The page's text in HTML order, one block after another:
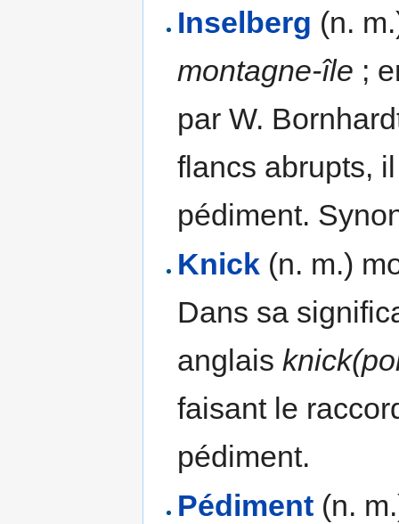
Inselberg (n.
montagne-île ;
par W.
flancs abrupts,
pédiment.
Knick (n. m.)
Dans sa
anglais
faisant le
pédiment.
Pédiment (n.